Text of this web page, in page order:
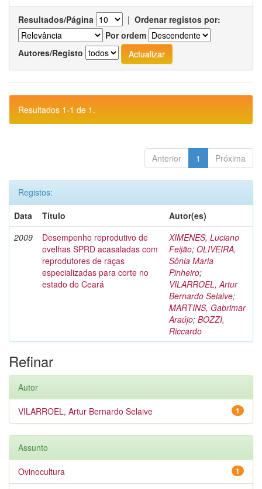
Resultados/Página | Ordenar registos por:
Por ordem
Autores/Registo
Resultados 1-1 de 1.
Anterior 1 Próxima
Registos:
Data
Título
Autor(es)
2009
Desempenho reprodutivo de
ovelhas SPRD acasaladas com
reprodutores de raças
especializadas para corte no
estado do Ceará
XIMENES, Luciano
Feijão; OLIVEIRA,
Sônia Maria
Pinheiro;
VILARROEL, Artur
Bernardo Selaive;
MARTINS, Gabrimar
Araújo; BOZZI,
Riccardo
Refinar
Autor
1
VILARROEL, Artur Bernardo Selaive
Assunto
1
Ovinocultura